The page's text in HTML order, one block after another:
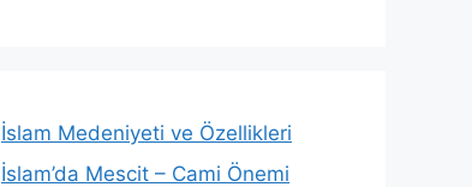
İslam Medeniyeti ve Özellikleri
İslam’da Mescit – Cami Önemi